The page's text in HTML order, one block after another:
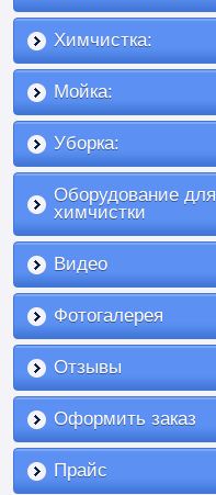
Химчистка:
Мойка:
Уборка:
Оборудование для
химчистки
Видео
Фотогалерея
Отзывы
Оформить заказ
Прайс